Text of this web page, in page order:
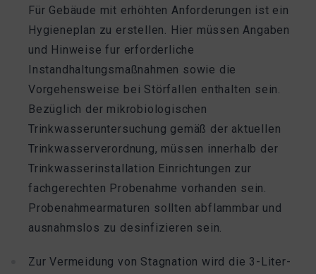
Für Gebäude mit erhöhten Anforderungen ist ein
Hygieneplan zu erstellen. Hier müssen Angaben
und Hinweise fur erforderliche
Instandhaltungsmaßnahmen sowie die
Vorgehensweise bei Störfallen enthalten sein.
Bezüglich der mikrobiologischen
Trinkwasseruntersuchung gemäß der aktuellen
Trinkwasserverordnung, müssen innerhalb der
Trinkwasserinstallation Einrichtungen zur
fachgerechten Probenahme vorhanden sein.
Probenahmearmaturen sollten abflammbar und
ausnahmslos zu desinfizieren sein.
Zur Vermeidung von Stagnation wird die 3-Liter-